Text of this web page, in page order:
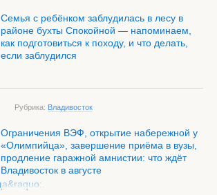
Семья с ребёнком заблудилась в лесу в
районе бухты Спокойной — напоминаем,
как подготовиться к походу, и что делать,
если заблудился
Рубрика: Владивосток
Ограничения ВЭФ, открытие набережной у
«Олимпийца», завершение приёма в вузы,
продление гаражной амнистии: что ждёт
Владивосток в августе